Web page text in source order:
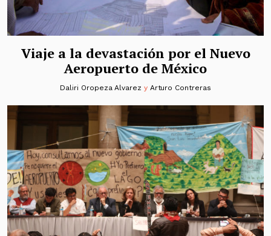
Viaje a la devastación por el Nuevo
Aeropuerto de México
Daliri Oropeza Alvarez y Arturo Contreras